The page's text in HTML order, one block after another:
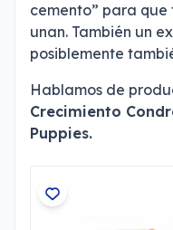
cemento” para que
unan. También un
posiblemente
Hablamos de
Crecimiento
Puppies.